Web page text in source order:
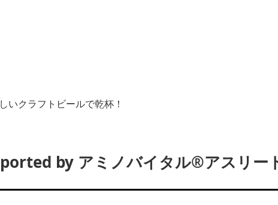
いクラフトビールで乾杯！
by アミノバイタル®アスリー